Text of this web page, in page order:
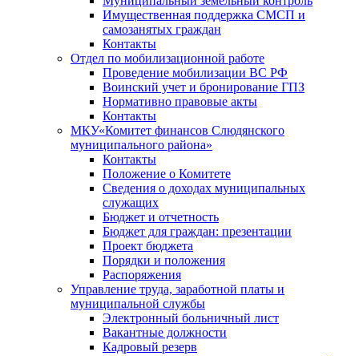
Имущественная поддержка СМСП и
самозанятых граждан
Контакты
Отдел по мобилизационной работе
Проведение мобилизации ВС РФ
Воинский учет и бронирование ГПЗ
Нормативно правовые акты
Контакты
МКУ«Комитет финансов Слюдянского
муниципального района»
Контакты
Положение о Комитете
Сведения о доходах муниципальных
служащих
Бюджет и отчетность
Бюджет для граждан: презентации
Проект бюджета
Порядки и положения
Распоряжения
Управление труда, заработной платы и
муниципальной службы
Электронный больничный лист
Вакантные должности
Кадровый резерв